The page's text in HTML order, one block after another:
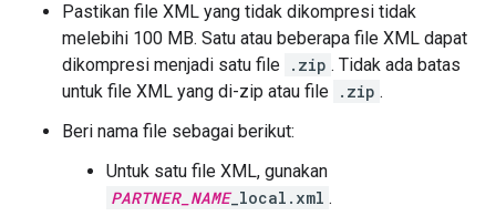
Pastikan file XML yang tidak dikompresi tidak
melebihi 100 MB. Satu atau beberapa file XML dapat
dikompresi menjadi satu file .zip . Tidak ada batas
untuk file XML yang di-zip atau file .zip .
Beri nama file sebagai berikut:
Untuk satu file XML, gunakan
PARTNER_NAME_local.xml .